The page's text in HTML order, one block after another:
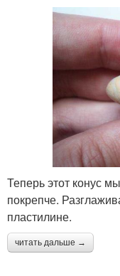
Теперь этот конус
покрепче.
пластилине.
читать дальше →